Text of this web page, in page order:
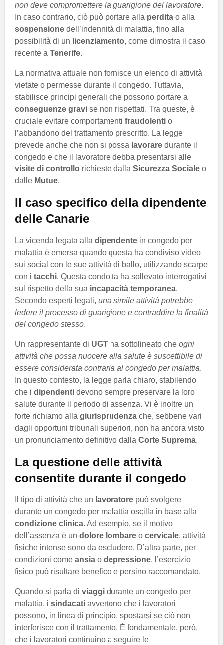
non deve compromettere la guarigione del lavoratore.
In caso contrario, ciò può portare alla perdita o alla
sospensione dell’indennità di malattia, fino alla
possibilità di un licenziamento, come dimostra il caso
recente a Tenerife.
La normativa attuale non fornisce un elenco di attività
vietate o permesse durante il congedo. Tuttavia,
stabilisce principi generali che possono portare a
conseguenze gravi se non rispettati. Tra queste, è
cruciale evitare comportamenti fraudolenti o
l’abbandono del trattamento prescritto. La legge
prevede anche che non si possa lavorare durante il
congedo e che il lavoratore debba presentarsi alle
visite di controllo richieste dalla Sicurezza Sociale o
dalle Mutue.
Il caso specifico della dipendente
delle Canarie
La vicenda legata alla dipendente in congedo per
malattia è emersa quando questa ha condiviso video
sui social con le sue attività di ballo, utilizzando scarpe
con i tacchi. Questa condotta ha sollevato interrogativi
sul rispetto della sua incapacità temporanea.
Secondo esperti legali, una simile attività potrebbe
ledere il processo di guarigione e contraddire la finalità
del congedo stesso.
Un rappresentante di UGT ha sottolineato che ogni
attività che possa nuocere alla salute è suscettibile di
essere considerata contraria al congedo per malattia.
In questo contesto, la legge parla chiaro, stabilendo
che i dipendenti devono sempre preservare la loro
salute durante il periodo di assenza. Vi è inoltre un
forte richiamo alla giurisprudenza che, sebbene vari
dagli opportuni tribunali superiori, non ha ancora visto
un pronunciamento definitivo dalla Corte Suprema.
La questione delle attività
consentite durante il congedo
Il tipo di attività che un lavoratore può svolgere
durante un congedo per malattia oscilla in base alla
condizione clinica. Ad esempio, se il motivo
dell’assenza è un dolore lombare o cervicale, attività
fisiche intense sono da escludere. D’altra parte, per
condizioni come ansia o depressione, l’esercizio
fisico può risultare benefico e persino raccomandato.
Quando si parla di viaggi durante un congedo per
malattia, i sindacati avvertono che i lavoratori
possono, in linea di principio, spostarsi se ciò non
interferisce con il trattamento. È fondamentale, però,
che i lavoratori continuino a seguire le